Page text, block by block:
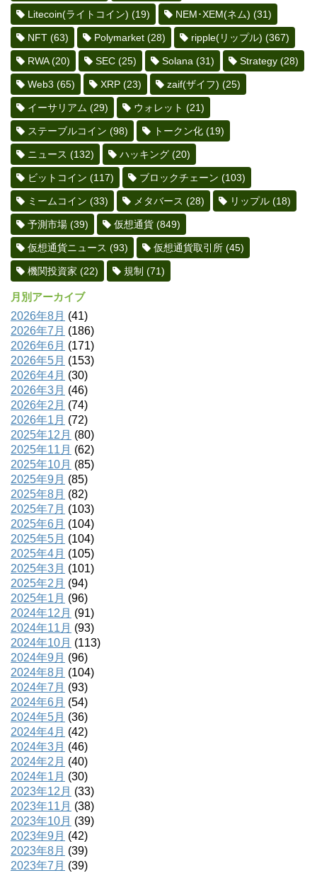
Litecoin(ライトコイン) (19) NEM･XEM(ネム) (31)
NFT (63) Polymarket (28) ripple(リップル) (367)
RWA(20) SEC (25) Solana (31) Strategy (28)
Web3 (65) XRP (23) zaif(ザイフ) (25)
イーサリアム (29) ウォレット (21)
ステーブルコイン (98) トークン化 (19)
ニュース (132) ハッキング (20)
ビットコイン (117) ブロックチェーン (103)
ミームコイン (33) メタバース (28) リップル (18)
予測市場 (39) 仮想通貨 (849)
仮想通貨ニュース (93) 仮想通貨取引所 (45)
機関投資家 (22) 規制 (71)
月別アーカイブ
2026年8月 (41)
2026年7月 (186)
2026年6月 (171)
2026年5月 (153)
2026年4月 (30)
2026年3月 (46)
2026年2月 (74)
2026年1月 (72)
2025年12月 (80)
2025年11月 (62)
2025年10月 (85)
2025年9月 (85)
2025年8月 (82)
2025年7月 (103)
2025年6月 (104)
2025年5月 (104)
2025年4月 (105)
2025年3月 (101)
2025年2月 (94)
2025年1月 (96)
2024年12月 (91)
2024年11月 (93)
2024年10月 (113)
2024年9月 (96)
2024年8月 (104)
2024年7月 (93)
2024年6月 (54)
2024年5月 (36)
2024年4月 (42)
2024年3月 (46)
2024年2月 (40)
2024年1月 (30)
2023年12月 (33)
2023年11月 (38)
2023年10月 (39)
2023年9月 (42)
2023年8月 (39)
2023年7月 (39)